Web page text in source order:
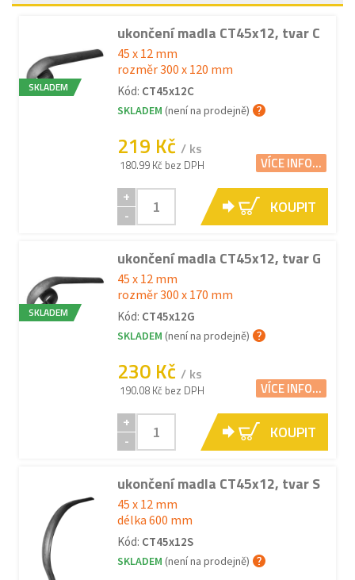
SKLADEM
ukončení madla CT45x12, tvar C
45 x 12 mm
rozměr 300 x 120 mm
Kód: CT45x12C
SKLADEM (není na prodejně)
219 Kč / ks
180.99 Kč bez DPH VÍCE INFO...
+
-
KOUPIT
SKLADEM
ukončení madla CT45x12, tvar G
45 x 12 mm
rozměr 300 x 170 mm
Kód: CT45x12G
SKLADEM (není na prodejně)
230 Kč / ks
190.08 Kč bez DPH VÍCE INFO...
+
-
KOUPIT
ukončení madla CT45x12, tvar S
45 x 12 mm
délka 600 mm
Kód: CT45x12S
SKLADEM (není na prodejně)